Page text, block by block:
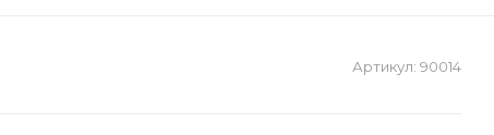
Артикул: 90014